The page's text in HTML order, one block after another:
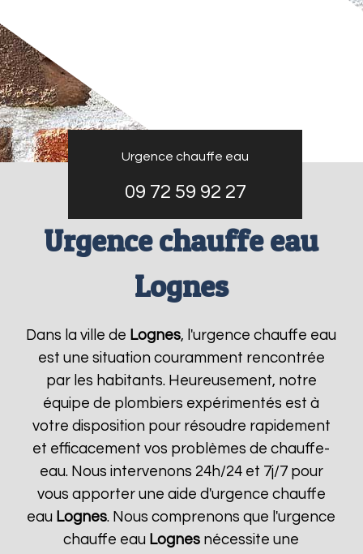
Urgence chauffe eau
09 72 59 92 27
Urgence chauffe eau
Lognes
Dans la ville de Lognes, l'urgence chauffe eau
est une situation couramment rencontrée
par les habitants. Heureusement, notre
équipe de plombiers expérimentés est à
votre disposition pour résoudre rapidement
et efficacement vos problèmes de chauffe-
eau. Nous intervenons 24h/24 et 7j/7 pour
vous apporter une aide d'urgence chauffe
eau Lognes. Nous comprenons que l'urgence
chauffe eau Lognes nécessite une